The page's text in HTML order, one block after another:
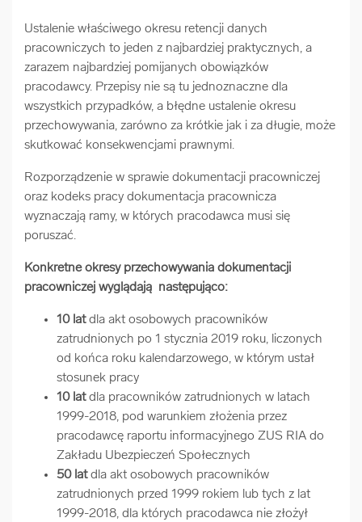
Ustalenie właściwego okresu retencji danych
pracowniczych to jeden z najbardziej praktycznych, a
zarazem najbardziej pomijanych obowiązków
pracodawcy. Przepisy nie są tu jednoznaczne dla
wszystkich przypadków, a błędne ustalenie okresu
przechowywania, zarówno za krótkie jak i za długie, może
skutkować konsekwencjami prawnymi.
Rozporządzenie w sprawie dokumentacji pracowniczej
oraz kodeks pracy dokumentacja pracownicza
wyznaczają ramy, w których pracodawca musi się
poruszać.
Konkretne okresy przechowywania dokumentacji
pracowniczej wyglądają następująco:
10 latdla akt osobowych pracowników
zatrudnionych po 1 stycznia 2019 roku, liczonych
od końca roku kalendarzowego, w którym ustał
stosunek pracy
10 latdla pracowników zatrudnionych w latach
1999-2018, pod warunkiem złożenia przez
pracodawcę raportu informacyjnego ZUS RIA do
Zakładu Ubezpieczeń Społecznych
50 latdla akt osobowych pracowników
zatrudnionych przed 1999 rokiem lub tych z lat
1999-2018, dla których pracodawca nie złożył